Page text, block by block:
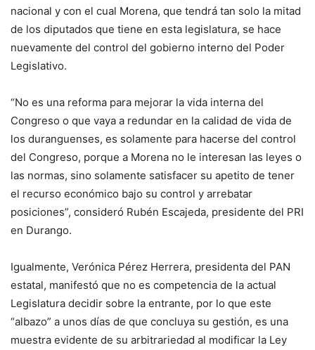
nacional y con el cual Morena, que tendrá tan solo la mitad
de los diputados que tiene en esta legislatura, se hace
nuevamente del control del gobierno interno del Poder
Legislativo.
“No es una reforma para mejorar la vida interna del
Congreso o que vaya a redundar en la calidad de vida de
los duranguenses, es solamente para hacerse del control
del Congreso, porque a Morena no le interesan las leyes o
las normas, sino solamente satisfacer su apetito de tener
el recurso económico bajo su control y arrebatar
posiciones”, consideró Rubén Escajeda, presidente del PRI
en Durango.
Igualmente, Verónica Pérez Herrera, presidenta del PAN
estatal, manifestó que no es competencia de la actual
Legislatura decidir sobre la entrante, por lo que este
“albazo” a unos días de que concluya su gestión, es una
muestra evidente de su arbitrariedad al modificar la Ley